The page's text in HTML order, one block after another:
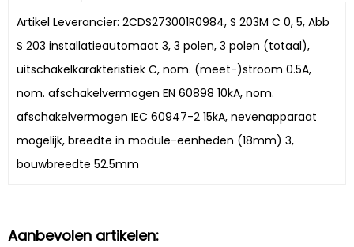
Artikel Leverancier: 2CDS273001R0984, S 203M C 0, 5, Abb
S 203 installatieautomaat 3, 3 polen, 3 polen (totaal),
uitschakelkarakteristiek C, nom. (meet-)stroom 0.5A,
nom. afschakelvermogen EN 60898 10kA, nom.
afschakelvermogen IEC 60947-2 15kA, nevenapparaat
mogelijk, breedte in module-eenheden (18mm) 3,
bouwbreedte 52.5mm
Aanbevolen artikelen: